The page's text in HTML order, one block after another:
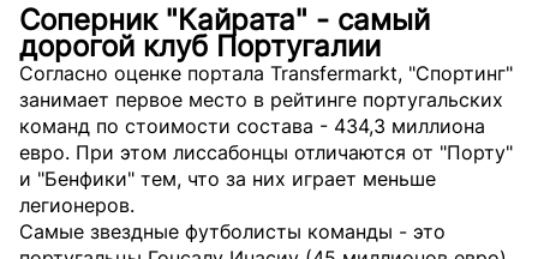
Соперник "Кайрата" - самый
дорогой клуб Португалии
Согласно оценке портала Transfermarkt, "Спортинг"
занимает первое место в рейтинге португальских
команд по стоимости состава - 434,3 миллиона
евро. При этом лиссабонцы отличаются от "Порту"
и "Бенфики" тем, что за них играет меньше
легионеров.
Самые звездные футболисты команды - это